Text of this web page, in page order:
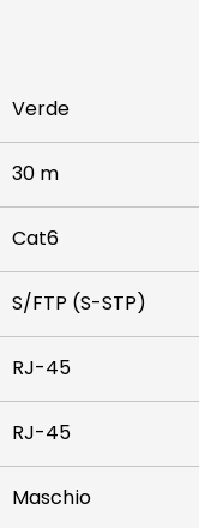
Verde
30 m
Cat6
S/FTP (S-STP)
RJ-45
RJ-45
Maschio